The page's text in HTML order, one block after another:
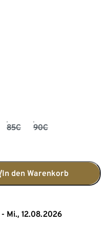
85C 90C
In den Warenkorb
Mi., 12.08.2026